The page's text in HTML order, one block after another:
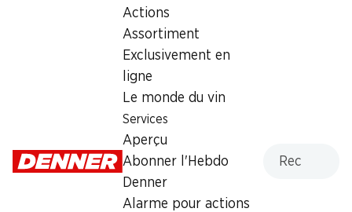
Actions
Assortiment
Exclusivement en
ligne
Le monde du vin
Services
Aperçu
Abonner l'Hebdo
Denner
Alarme pour actions
Labels et distinctions
Les clients ont également
acheté